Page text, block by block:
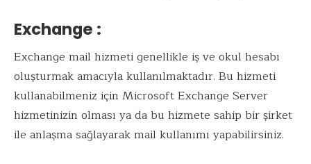
Exchange :
Exchange mail hizmeti genellikle iş ve okul hesabı
oluşturmak amacıyla kullanılmaktadır. Bu hizmeti
kullanabilmeniz için Microsoft Exchange Server
hizmetinizin olması ya da bu hizmete sahip bir şirket
ile anlaşma sağlayarak mail kullanımı yapabilirsiniz.